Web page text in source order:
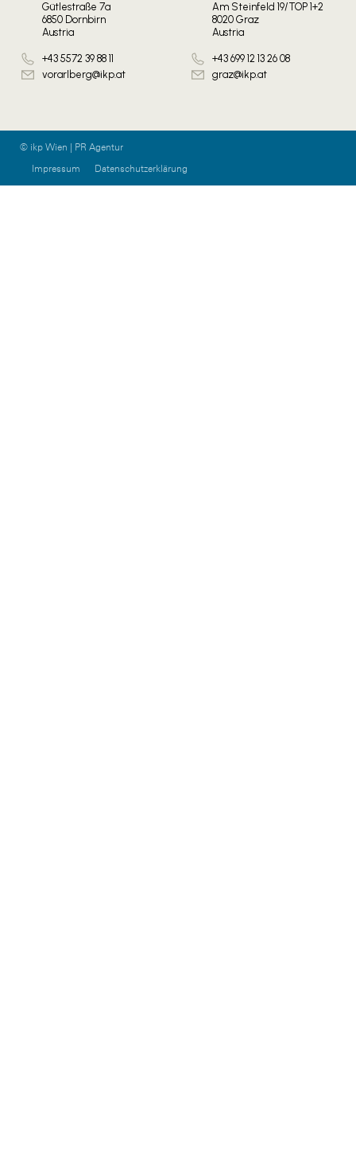
Gütlestraße 7a
6850 Dornbirn
Austria
+43 5572 39 88 11
vorarlberg@ikp.at
Am Steinfeld 19/TOP 1+2
8020 Graz
Austria
+43 699 12 13 26 08
graz@ikp.at
© ikp Wien | PR Agentur
Impressum
Datenschutzerklärung